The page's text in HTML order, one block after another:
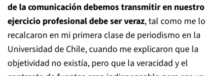
de la comunicación debemos transmitir en nuestro
ejercicio profesional debe ser veraz, tal como me lo
recalcaron en mi primera clase de periodismo en la
Universidad de Chile, cuando me explicaron que la
objetividad no existía, pero que la veracidad y el